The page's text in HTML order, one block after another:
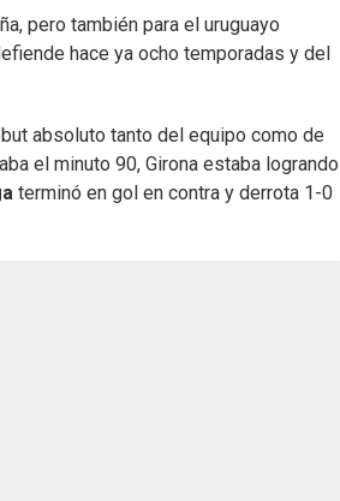
pero también para el uruguayo
hace ya ocho temporadas y del
absoluto tanto del equipo como de
el minuto 90, Girona estaba logrando
terminó en gol en contra y derrota 1-0